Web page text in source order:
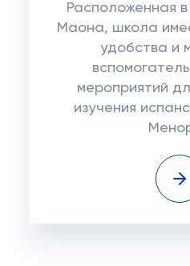
Расположенная
Маона, школа
удобства и
мероприятий
изучения